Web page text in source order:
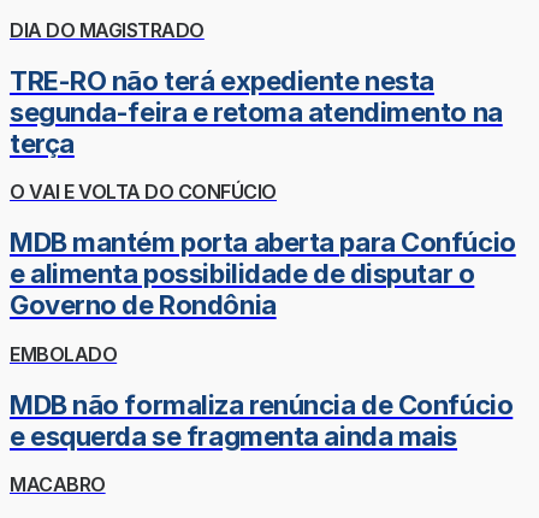
DIA DO MAGISTRADO
TRE-RO não terá expediente nesta
segunda-feira e retoma atendimento na
terça
O VAI E VOLTA DO CONFÚCIO
MDB mantém porta aberta para Confúcio
e alimenta possibilidade de disputar o
Governo de Rondônia
EMBOLADO
MDB não formaliza renúncia de Confúcio
e esquerda se fragmenta ainda mais
MACABRO